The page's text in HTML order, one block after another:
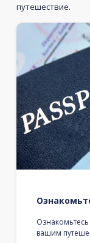
путешествие.
вашим